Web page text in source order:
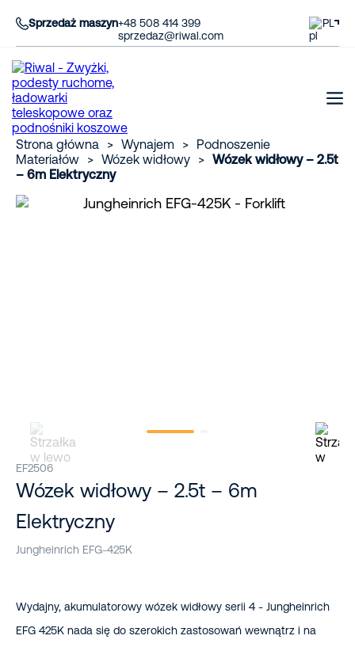
Sprzedaż maszyn+48 508 414 399
sprzedaz@riwal.com
PL
Strona główna > Wynajem >
Podnoszenie
Materiałów
> Wózek widłowy > Wózek widłowy – 2.5t
– 6m Elektryczny
EF2506
Wózek widłowy – 2.5t – 6m
Elektryczny
Jungheinrich EFG-425K
Wydajny, akumulatorowy wózek widłowy serii 4 - Jungheinrich
EFG 425K nada się do szerokich zastosowań wewnątrz i na